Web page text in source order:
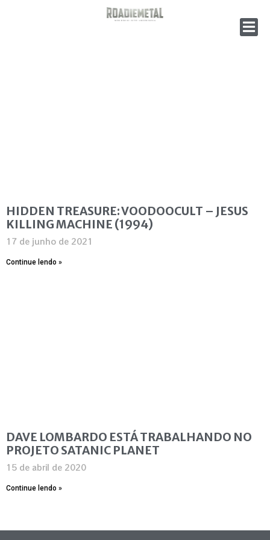
HIDDEN TREASURE: VOODOOCULT – JESUS
KILLING MACHINE (1994)
17 de junho de 2021
Continue lendo »
DAVE LOMBARDO ESTÁ TRABALHANDO NO
PROJETO SATANIC PLANET
15 de abril de 2020
Continue lendo »